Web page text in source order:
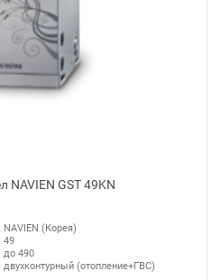
NAVIEN GST 49KN
NAVIEN (Корея)
49
до 490
двухконтурный (отопление+ГВС)